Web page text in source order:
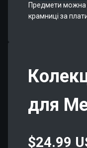
Предмети можна
крамниці за
для
$24.99